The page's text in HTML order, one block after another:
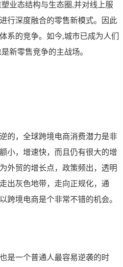
业态结构与生态圈,并对线上服
行深度融合的零售新模式。因此
系的竞争。如今,城市已成为人们
新零售竞争的主战场。
，全球跨境电商消费潜力是非
小，增速快，而且仍有很大的增
外贸的增长点，政策频出，透明
出灰色地带，走向正规化，通
跨境电商是个非常不错的机会。
是一个普通人最容易逆袭的时